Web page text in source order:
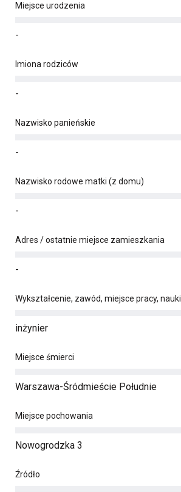
Miejsce urodzenia
-
Imiona rodziców
-
Nazwisko panieńskie
-
Nazwisko rodowe matki (z domu)
-
Adres / ostatnie miejsce zamieszkania
-
Wykształcenie, zawód, miejsce pracy, nauki
inżynier
Miejsce śmierci
Warszawa-Śródmieście Południe
Miejsce pochowania
Nowogrodzka 3
Źródło